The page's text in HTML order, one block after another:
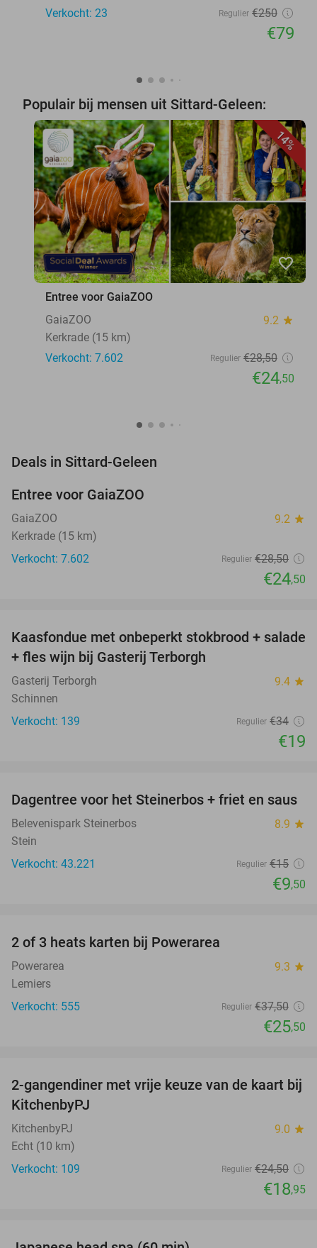
Verkocht: 23 Regulier €250
€79
Populair bij mensen uit Sittard-Geleen:
14%
favorite_border
Entree voor GaiaZOO
GaiaZOO
9.2 star
Kerkrade (15 km)
Verkocht: 7.602
Regulier €28,50
€24,50
Deals in Sittard-Geleen
Entree voor GaiaZOO
GaiaZOO 9.2 star
Kerkrade (15 km)
Verkocht: 7.602
Regulier €28,50
€24,50
44%
Kaasfondue met onbeperkt stokbrood + salade
+ fles wijn bij Gasterij Terborgh
Gasterij Terborgh 9.4 star
Schinnen
Verkocht: 139
Regulier €34
€19
37%
Dagentree voor het Steinerbos + friet en saus
Belevenispark Steinerbos 8.9 star
Stein
Verkocht: 43.221
Regulier €15
€9,50
2 of 3 heats karten bij Powerarea
Powerarea 9.3 star
Lemiers
Verkocht: 555
Regulier €37,50
€25,50
23%
2-gangendiner met vrije keuze van de kaart bij
KitchenbyPJ
KitchenbyPJ 9.0 star
Echt (10 km)
Verkocht: 109
Regulier €24,50
€18,95